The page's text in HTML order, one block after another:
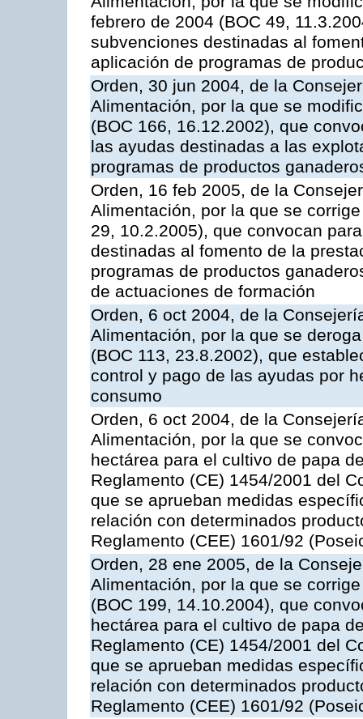
febrero de 2004 (BOC 49,
subvenciones destinadas al
aplicación de programas de
Orden, 30 jun 2004, de la
Alimentación, por la que se
(BOC 166, 16.12.2002), que
las ayudas destinadas a las
programas de productos
Orden, 16 feb 2005, de la
Alimentación, por la que se
29, 10.2.2005), que convocan
destinadas al fomento de la
programas de productos
de actuaciones de formación
Orden, 6 oct 2004, de la
Alimentación, por la que se
(BOC 113, 23.8.2002), que
control y pago de las ayudas por
consumo
Orden, 6 oct 2004, de la
Alimentación, por la que se
hectárea para el cultivo de papa
Reglamento (CE) 1454/2001 del
que se aprueban medidas
relación con determinados
Reglamento (CEE) 1601/92
Orden, 28 ene 2005, de la
Alimentación, por la que se
(BOC 199, 14.10.2004), que
hectárea para el cultivo de papa
Reglamento (CE) 1454/2001 del
que se aprueban medidas
relación con determinados
Reglamento (CEE) 1601/92